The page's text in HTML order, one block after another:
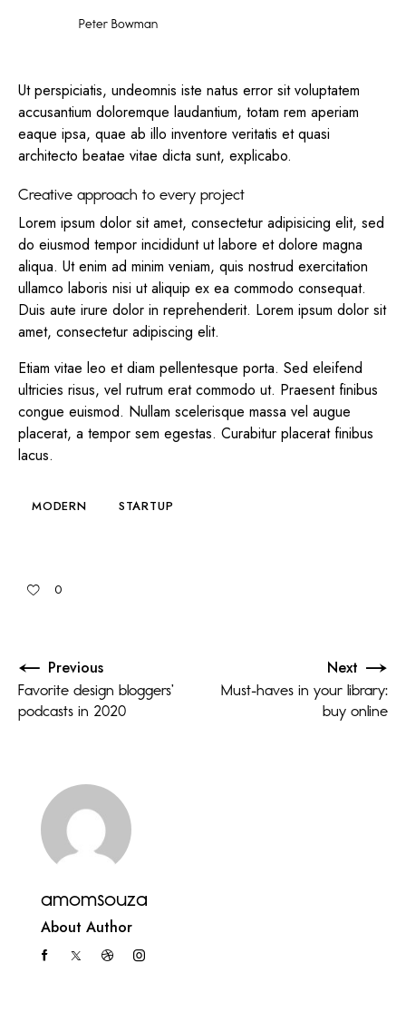
Peter Bowman
Ut perspiciatis, undeomnis iste natus error sit voluptatem
accusantium doloremque laudantium, totam rem aperiam
eaque ipsa, quae ab illo inventore veritatis et quasi
architecto beatae vitae dicta sunt, explicabo.
Creative approach to every project
Lorem ipsum dolor sit amet, consectetur adipisicing elit, sed
do eiusmod tempor incididunt ut labore et dolore magna
aliqua. Ut enim ad minim veniam, quis nostrud exercitation
ullamco laboris nisi ut aliquip ex ea commodo consequat.
Duis aute irure dolor in reprehenderit. Lorem ipsum dolor sit
amet, consectetur adipiscing elit.
Etiam vitae leo et diam pellentesque porta. Sed eleifend
ultricies risus, vel rutrum erat commodo ut. Praesent finibus
congue euismod. Nullam scelerisque massa vel augue
placerat, a tempor sem egestas. Curabitur placerat finibus
lacus.
MODERN STARTUP
0
Previous
Favorite design bloggers’
podcasts in 2020
Next
Must-haves in your library:
buy online
amomsouza
About Author